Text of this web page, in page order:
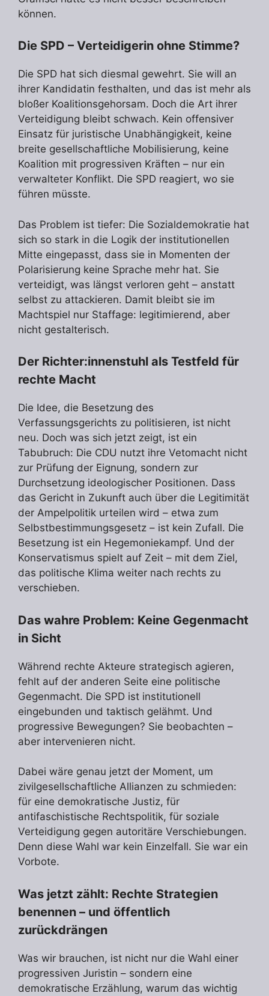
können.
Die SPD – Verteidigerin ohne Stimme?
Die SPD hat sich diesmal gewehrt. Sie will an
ihrer Kandidatin festhalten, und das ist mehr als
bloßer Koalitionsgehorsam. Doch die Art ihrer
Verteidigung bleibt schwach. Kein offensiver
Einsatz für juristische Unabhängigkeit, keine
breite gesellschaftliche Mobilisierung, keine
Koalition mit progressiven Kräften – nur ein
verwalteter Konflikt. Die SPD reagiert, wo sie
führen müsste.
Das Problem ist tiefer: Die Sozialdemokratie hat
sich so stark in die Logik der institutionellen
Mitte eingepasst, dass sie in Momenten der
Polarisierung keine Sprache mehr hat. Sie
verteidigt, was längst verloren geht – anstatt
selbst zu attackieren. Damit bleibt sie im
Machtspiel nur Staffage: legitimierend, aber
nicht gestalterisch.
Der Richter:innenstuhl als Testfeld für
rechte Macht
Die Idee, die Besetzung des
Verfassungsgerichts zu politisieren, ist nicht
neu. Doch was sich jetzt zeigt, ist ein
Tabubruch: Die CDU nutzt ihre Vetomacht nicht
zur Prüfung der Eignung, sondern zur
Durchsetzung ideologischer Positionen. Dass
das Gericht in Zukunft auch über die Legitimität
der Ampelpolitik urteilen wird – etwa zum
Selbstbestimmungsgesetz – ist kein Zufall. Die
Besetzung ist ein Hegemoniekampf. Und der
Konservatismus spielt auf Zeit – mit dem Ziel,
das politische Klima weiter nach rechts zu
verschieben.
Das wahre Problem: Keine Gegenmacht
in Sicht
Während rechte Akteure strategisch agieren,
fehlt auf der anderen Seite eine politische
Gegenmacht. Die SPD ist institutionell
eingebunden und taktisch gelähmt. Und
progressive Bewegungen? Sie beobachten –
aber intervenieren nicht.
Dabei wäre genau jetzt der Moment, um
zivilgesellschaftliche Allianzen zu schmieden:
für eine demokratische Justiz, für
antifaschistische Rechtspolitik, für soziale
Verteidigung gegen autoritäre Verschiebungen.
Denn diese Wahl war kein Einzelfall. Sie war ein
Vorbote.
Was jetzt zählt: Rechte Strategien
benennen – und öffentlich
zurückdrängen
Was wir brauchen, ist nicht nur die Wahl einer
progressiven Juristin – sondern eine
demokratische Erzählung, warum das wichtig